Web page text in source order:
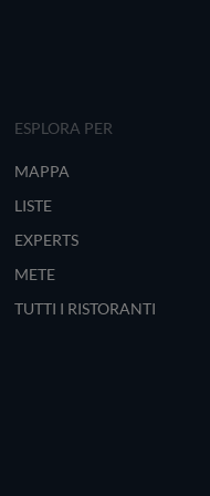
ESPLORA PER
MAPPA
LISTE
EXPERTS
METE
TUTTI I RISTORANTI